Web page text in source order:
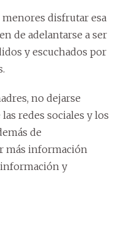
disfrutar esa
de adelantarse a ser
y escuchados por
no dejarse
redes sociales y los
de
más información
información y